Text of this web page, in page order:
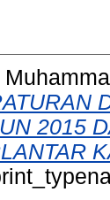
2015